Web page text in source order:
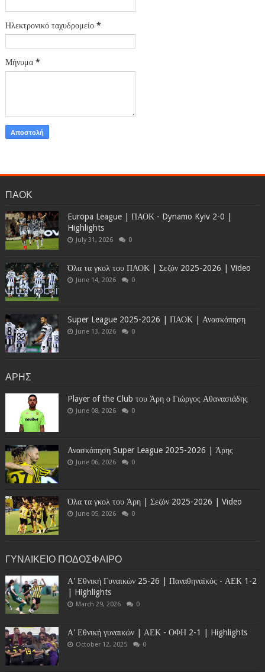
Ηλεκτρονικό ταχυδρομείο *
Μήνυμα *
ΠΑΟΚ
Europa League | ΠΑΟΚ - Dynamo Kyiv 2-0 |
Highlights
July 31, 2026 0
Όλα τα γκολ του ΠΑΟΚ | Σεζόν 2025-2026 | Video
June 14, 2026 0
Super League 2025-2026 | ΠΑΟΚ | Ανασκόπηση
June 13, 2026 0
ΑΡΗΣ
Player of the Club του Άρη ο Γιώργος Αθανασιάδης
June 08, 2026 0
Ανασκόπηση Super League 2025-2026 | Άρης
June 06, 2026 0
Όλα τα γκολ του Άρη | Σεζόν 2025-2026 | Video
June 05, 2026 0
ΓΥΝΑΙΚΕΙΟ ΠΟΔΟΣΦΑΙΡΟ
Α' Εθνική Γυναικών 25-26 | Παναθηναϊκός - ΑΕΚ 1-2
| Highlights
March 29, 2026 0
Α' Εθνική γυναικών | ΑΕΚ - ΟΦΗ 2-1 | Highlights
October 12, 2025 0